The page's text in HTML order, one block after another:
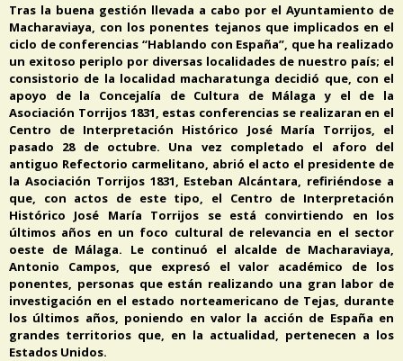
Tras la buena gestión llevada a cabo por el Ayuntamiento de
Macharaviaya, con los ponentes tejanos que implicados en el
ciclo de conferencias “Hablando con España”, que ha realizado
un exitoso periplo por diversas localidades de nuestro país; el
consistorio de la localidad macharatunga decidió que, con el
apoyo de la Concejalía de Cultura de Málaga y el de la
Asociación Torrijos 1831, estas conferencias se realizaran en el
Centro de Interpretación Histórico José María Torrijos, el
pasado 28 de octubre. Una vez completado el aforo del
antiguo Refectorio carmelitano, abrió el acto el presidente de
la Asociación Torrijos 1831, Esteban Alcántara, refiriéndose a
que, con actos de este tipo, el Centro de Interpretación
Histórico José María Torrijos se está convirtiendo en los
últimos años en un foco cultural de relevancia en el sector
oeste de Málaga. Le continuó el alcalde de Macharaviaya,
Antonio Campos, que expresó el valor académico de los
ponentes, personas que están realizando una gran labor de
investigación en el estado norteamericano de Tejas, durante
los últimos años, poniendo en valor la acción de España en
grandes territorios que, en la actualidad, pertenecen a los
Estados Unidos.